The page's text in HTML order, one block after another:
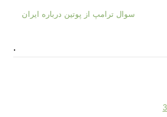
سوال ترامپ از پوتین درباره ایران
.